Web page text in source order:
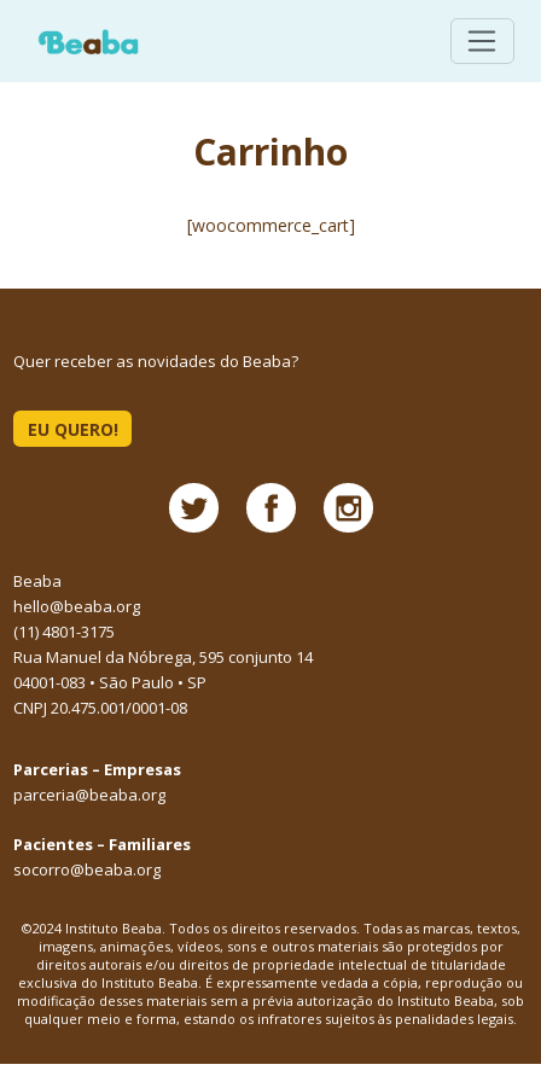
Carrinho
[woocommerce_cart]
Quer receber as novidades do Beaba?
EU QUERO!
Beaba
hello@beaba.org
(11) 4801-3175
Rua Manuel da Nóbrega, 595 conjunto 14
04001-083 • São Paulo • SP
CNPJ 20.475.001/0001-08
Parcerias – Empresas
parceria@beaba.org
Pacientes – Familiares
socorro@beaba.org
©2024 Instituto Beaba. Todos os direitos reservados. Todas as marcas, textos,
imagens, animações, vídeos, sons e outros materiais são protegidos por
direitos autorais e/ou direitos de propriedade intelectual de titularidade
exclusiva do Instituto Beaba. É expressamente vedada a cópia, reprodução ou
modificação desses materiais sem a prévia autorização do Instituto Beaba, sob
qualquer meio e forma, estando os infratores sujeitos às penalidades legais.